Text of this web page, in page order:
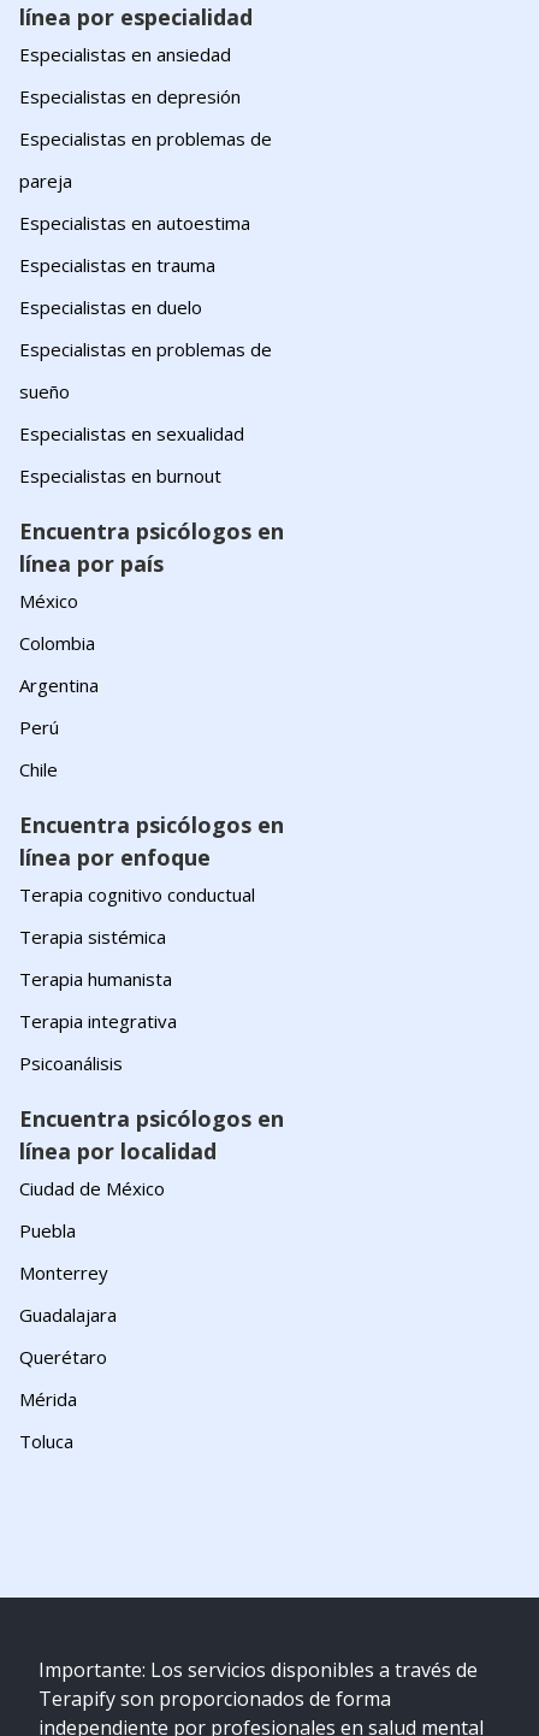
línea por especialidad
Especialistas en ansiedad
Especialistas en depresión
Especialistas en problemas de
pareja
Especialistas en autoestima
Especialistas en trauma
Especialistas en duelo
Especialistas en problemas de
sueño
Especialistas en sexualidad
Especialistas en burnout
Encuentra psicólogos en
línea por país
México
Colombia
Argentina
Perú
Chile
Encuentra psicólogos en
línea por enfoque
Terapia cognitivo conductual
Terapia sistémica
Terapia humanista
Terapia integrativa
Psicoanálisis
Encuentra psicólogos en
línea por localidad
Ciudad de México
Puebla
Monterrey
Guadalajara
Querétaro
Mérida
Toluca
Importante: Los servicios disponibles a través de
Terapify son proporcionados de forma
independiente por profesionales en salud mental